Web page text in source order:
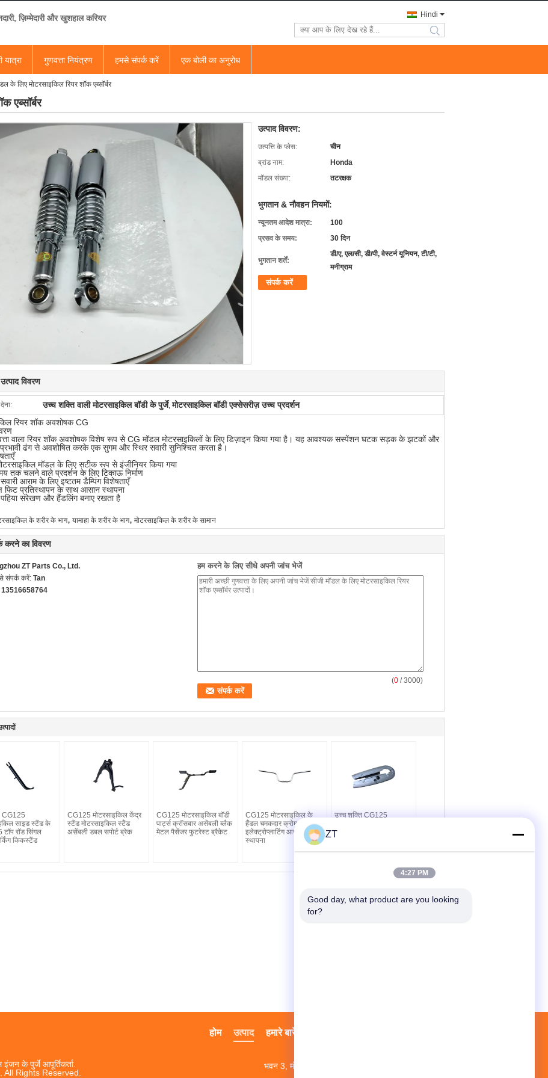
ज़िम्मेदारी और खुशहाल करियर Hindi
search
यात्रा गुणवत्ता नियंत्रण हमसे संपर्क करें एक बोली का अनुरोध
के लिए मोटरसाइकिल रियर शॉक एब्सॉर्बर
एब्सॉर्बर
उत्पाद विवरण:
उत्पत्ति के प्लेस:
चीन
ब्रांड नाम:
Honda
मॉडल संख्या:
तटरक्षक
भुगतान & नौवहन नियमों:
न्यूनतम आदेश मात्रा:
100
प्रसव के समय:
30 दिन
भुगतान शर्तें:
डी/ए, एल/सी, डी/पी, वेस्टर्न यूनियन, टी/टी,
मनीग्राम
संपर्क करें
विवरण
उच्च शक्ति वाली मोटरसाइकिल बॉडी के पुर्जे,मोटरसाइकिल बॉडी एक्सेसरीज़ उच्च प्रदर्शन
रियर शॉक अवशोषक CG
वाला रियर शॉक अवशोषक विशेष रूप से CG मॉडल मोटरसाइकिलों के लिए डिज़ाइन किया गया है। यह आवश्यक सस्पेंशन घटक सड़क के झटकों और
ढंग से अवशोषित करके एक सुगम और स्थिर सवारी सुनिश्चित करता है।
मॉडल के लिए सटीक रूप से इंजीनियर किया गया
तक चलने वाले प्रदर्शन के लिए टिकाऊ निर्माण
आराम के लिए इष्टतम डैम्पिंग विशेषताएँ
फिट प्रतिस्थापन के साथ आसान स्थापना
संरेखण और हैंडलिंग बनाए रखता है
के शरीर के भाग, यामाहा के शरीर के भाग, मोटरसाइकिल के शरीर के सामान
करने का विवरण
ZT Parts Co., Ltd.
संपर्क करें: Tan
13516658764
हम करने के लिए सीधे अपनी जांच भेजें
(0 / 3000)
CG125
साइड स्टैंड के
टॉप रॉड सिंगल
किकस्टैंड
CG125 मोटरसाइकिल केंद्र
स्टैंड मोटरसाइकिल स्टैंड
असेंबली डबल सपोर्ट ब्रेक
CG125 मोटरसाइकिल बॉडी
पार्ट्स क्रॉसबार असेंबली ब्लैक
मेटल पैसेंजर फुटरेस्ट ब्रैकेट
CG125 मोटरसाइकिल के
हैंडल चमकदार क्रोम
इलेक्ट्रोप्लाटिंग आसान
स्थापना
उच्च शक्ति CG125
मोटरसाइकिल चेन गार्ड
हमारे बारे में
उत्पाद
होम
इंजन के पुर्जे आपूर्तिकर्ता.
Rights Reserved.
भवन 3, मोपेई औद्योगिक पार्क, बायुन जिला, गुआंग्डोंग प्रांत
ZT
4:27 PM
Good day, what product are you looking
for?